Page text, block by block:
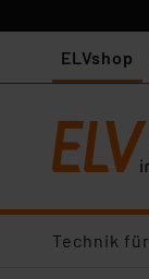
ELVshop
Technik